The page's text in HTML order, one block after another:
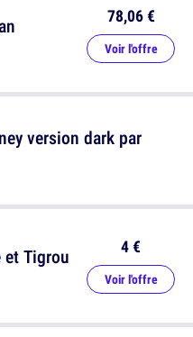
78,06 €
Voir l'offre
et Tigrou 4 €
Voir l'offre
version dark par